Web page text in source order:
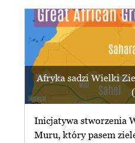
Afryka sadzi Wielki
Inicjatywa stworzenia
Muru, który pasem